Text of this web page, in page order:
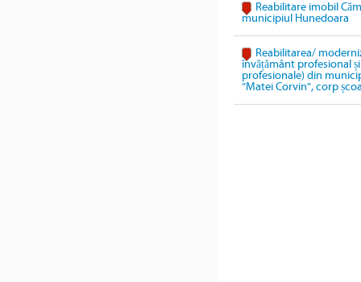
Reabilitare imobil
municipiul Hunedoara
Reabilitarea/
învățământ profesional
profesionale) din
”Matei Corvin", corp